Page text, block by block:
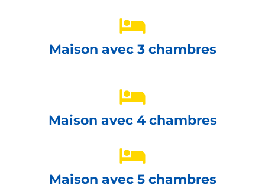
Maison avec 3 chambres
Maison avec 4 chambres
Maison avec 5 chambres